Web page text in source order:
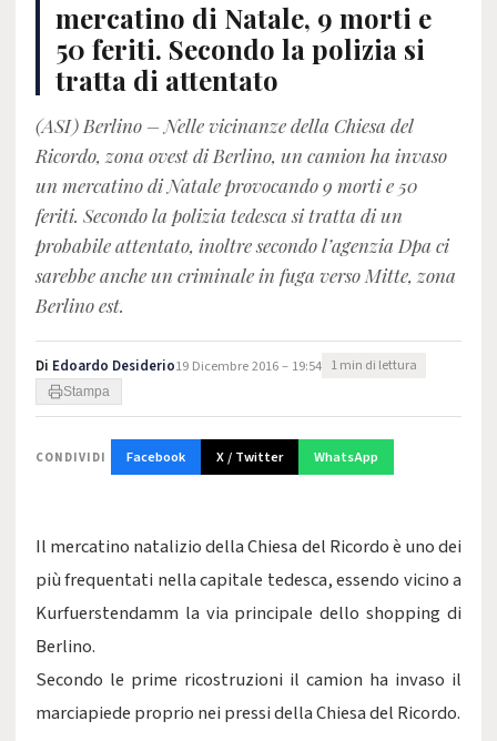
mercatino di Natale, 9 morti e
50 feriti. Secondo la polizia si
tratta di attentato
(ASI) Berlino – Nelle vicinanze della Chiesa del
Ricordo, zona ovest di Berlino, un camion ha invaso
un mercatino di Natale provocando 9 morti e 50
feriti. Secondo la polizia tedesca si tratta di un
probabile attentato, inoltre secondo l’agenzia Dpa ci
sarebbe anche un criminale in fuga verso Mitte, zona
Berlino est.
Di Edoardo Desiderio19 Dicembre 2016 – 19:54 1 min di lettura
Stampa
CONDIVIDI Facebook X / Twitter WhatsApp
Il mercatino natalizio della Chiesa del Ricordo è uno dei
più frequentati nella capitale tedesca, essendo vicino a
Kurfuerstendamm la via principale dello shopping di
Berlino.
Secondo le prime ricostruzioni il camion ha invaso il
marciapiede proprio nei pressi della Chiesa del Ricordo.